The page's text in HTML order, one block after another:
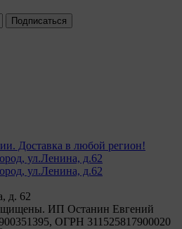
Доставка в любой регион!
ул.Ленина, д.62
ул.Ленина, д.62
д. 62
ИП Останин Евгений
ОГРН 311525817900020